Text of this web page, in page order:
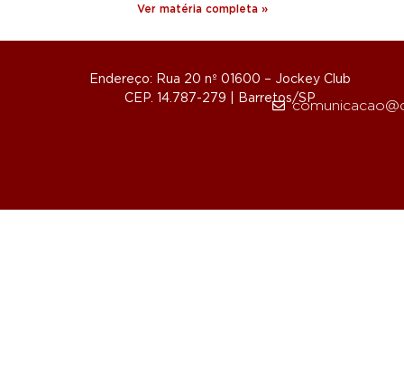
Ver matéria completa »
Endereço: Rua 20 nº 01600 – Jockey Club
CEP. 14.787-279 | Barretos/SP